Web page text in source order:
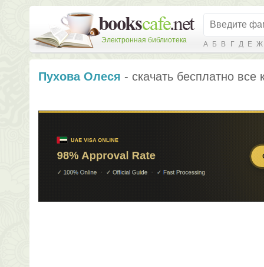
Электронная библиотека А Б В Г Д Е Ж
Пухова Олеся - скачать бесплатно все